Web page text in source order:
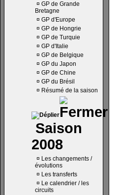
¤ GP de Grande
Bretagne
¤ GP d'Europe
¤ GP de Hongrie
¤ GP de Turquie
¤ GP d'Italie
¤ GP de Belgique
¤ GP du Japon
¤ GP de Chine
¤ GP du Brésil
¤ Résumé de la saison
Saison
2008
¤ Les changements /
évolutions
¤ Les transferts
¤ Le calendrier / les
circuits